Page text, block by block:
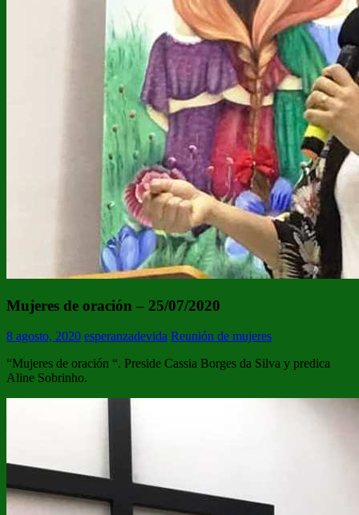
Mujeres de oración – 25/07/2020
8 agosto, 2020 esperanzadevida Reunión de mujeres
“Mujeres de oración “. Preside Cassia Borges da Silva y predica
Aline Sobrinho.